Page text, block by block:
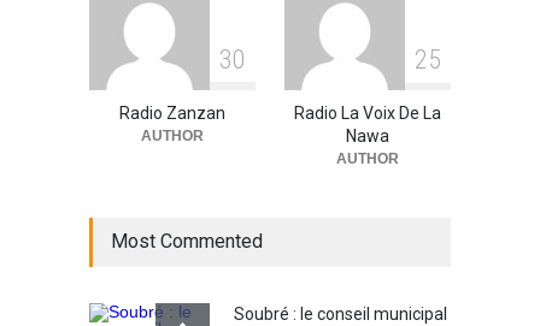
30
Radio Zanzan
AUTHOR
25
Radio La Voix De La
Nawa
AUTHOR
Most Commented
Soubré : le conseil municipal